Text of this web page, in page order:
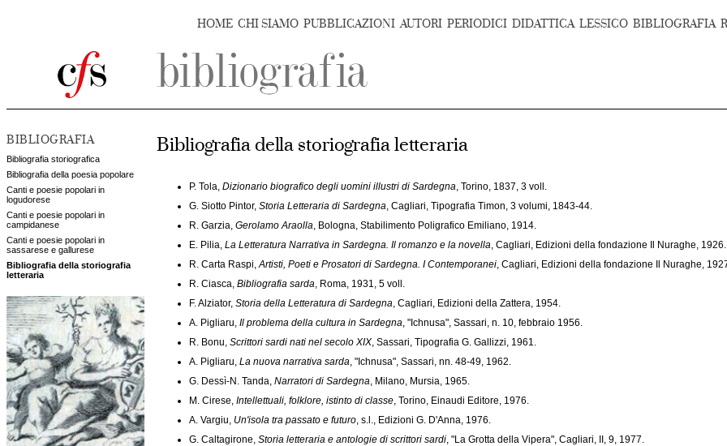
HOME CHI SIAMO PUBBLICAZIONI AUTORI PERIODICI DIDATTICA LESSICO BIBLIOGRAFIA
BIBLIOGRAFIA
Bibliografia storiografica
Bibliografia della poesia popolare
Canti e poesie popolari in
logudorese
Canti e poesie popolari in
campidanese
Canti e poesie popolari in
sassarese e gallurese
Bibliografia della storiografia
letteraria
Bibliografia della storiografia letteraria
P. Tola, Dizionario biografico degli uomini illustri di Sardegna, Torino, 1837, 3 voll.
G. Siotto Pintor, Storia Letteraria di Sardegna, Cagliari, Tipografia Timon, 3 volumi, 1843-44.
R. Garzia, Gerolamo Araolla, Bologna, Stabilimento Poligrafico Emiliano, 1914.
E. Pilia, La Letteratura Narrativa in Sardegna. Il romanzo e la novella, Cagliari, Edizioni della fondazione Il Nuraghe, 1926.
R. Carta Raspi,Artisti, Poeti e Prosatori di Sardegna. I Contemporanei, Cagliari, Edizioni della fondazione Il Nuraghe,
R. Ciasca, Bibliografia sarda, Roma, 1931, 5 voll.
F. Alziator, Storia della Letteratura di Sardegna, Cagliari, Edizioni della Zattera, 1954.
A. Pigliaru, Il problema della cultura in Sardegna, "Ichnusa", Sassari, n. 10, febbraio 1956.
R. Bonu, Scrittori sardi nati nel secolo XIX, Sassari, Tipografia G. Gallizzi, 1961.
A. Pigliaru, La nuova narrativa sarda, "Ichnusa", Sassari, nn. 48-49, 1962.
G. Dessì-N. Tanda, Narratori di Sardegna, Milano, Mursia, 1965.
M. Cirese, Intellettuali, folklore, istinto di classe, Torino, Einaudi Editore, 1976.
A. Vargiu, Un'isola tra passato e futuro, s.l., Edizioni G. D'Anna, 1976.
G. Caltagirone, Storia letteraria e antologie di scrittori sardi, "La Grotta della Vipera", Cagliari, II, 9, 1977.